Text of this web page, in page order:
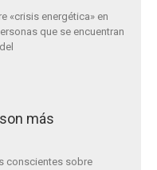
«crisis energética» en
que se encuentran
más
conscientes sobre